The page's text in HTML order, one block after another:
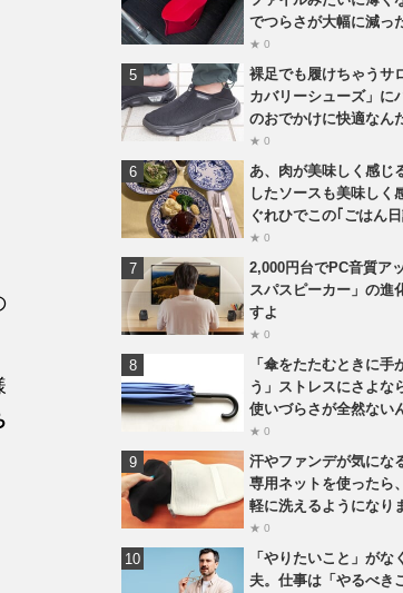
でつらさが大幅に減っ
★ 0
裸足でも履けちゃうサ
カバリーシューズ」に
のおでかけに快適なん
★ 0
あ、肉が美味しく感じ
したソースも美味しく
ぐれひでこの｢ごはん日
★ 0
2,000円台でPC音質ア
スパスピーカー」の進
すよ
★ 0
「傘をたたむときに手
う」ストレスにさよな
使いづらさが全然ない
★ 0
汗やファンデが気にな
専用ネットを使ったら
軽に洗えるようになり
★ 0
「やりたいこと」がな
夫。仕事は「やるべき